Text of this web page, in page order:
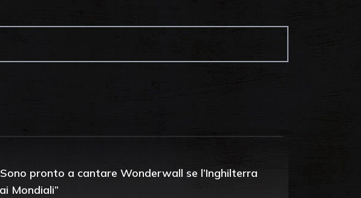
pronto a cantare Wonderwall se l’Inghilterra
Mondiali”